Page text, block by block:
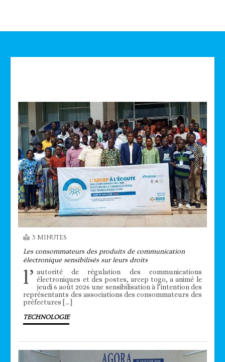
3 MINUTES
Les consommateurs des produits de communication
électronique sensibilisés sur leurs droits
l’ autorité de régulation des communications
électroniques et des postes, arcep togo, a animé le
jeudi 6 août 2026 une sensibilisation à l’intention des
représentants des associations des consommateurs des
préfectures […]
TECHNOLOGIE